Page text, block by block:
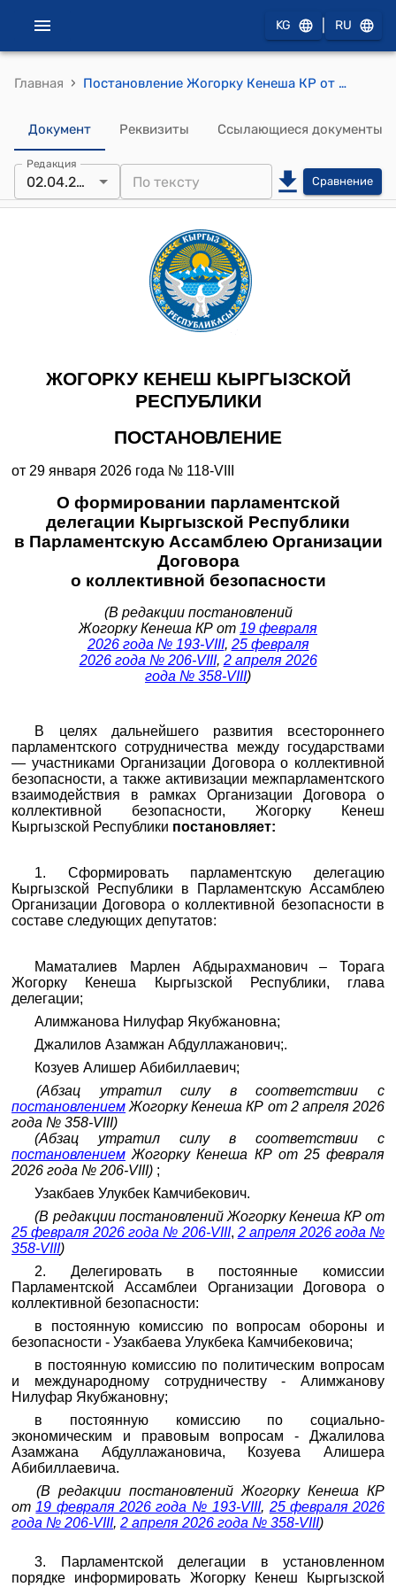
KG RU
Главная › Постановление Жогорку Кенеша КР от 29 января 2026 года № 118-VIII "О формировании парламентской делегации Кыргызской Республики в Парламентскую Ассамблею Организации Договора о коллективной безопасности"
Документ Реквизиты Ссылающиеся документы
Редакция
02.04.2026 Сравнение